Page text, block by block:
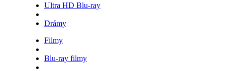
Ultra HD Blu-ray
Drámy
Filmy
Blu-ray filmy